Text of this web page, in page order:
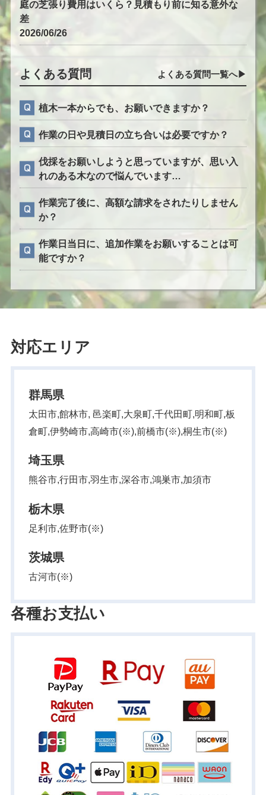
庭の芝張り費用はいくら？見積もり前に知る意外な
差
2026/06/26
よくある質問 よくある質問一覧へ▶︎
植木一本からでも、お願いできますか？
作業の日や見積日の立ち合いは必要ですか？
伐採をお願いしようと思っていますが、思い入
れのある木なので悩んでいます…
作業完了後に、高額な請求をされたりしません
か？
作業日当日に、追加作業をお願いすることは可
能ですか？
対応エリア
群馬県
太田市,館林市, 邑楽町,大泉町,千代田町,明和町,板
倉町,伊勢崎市,高崎市(※),前橋市(※),桐生市(※)
埼玉県
熊谷市,行田市,羽生市,深谷市,鴻巣市,加須市
栃木県
足利市,佐野市(※)
茨城県
古河市(※)
各種お支払い